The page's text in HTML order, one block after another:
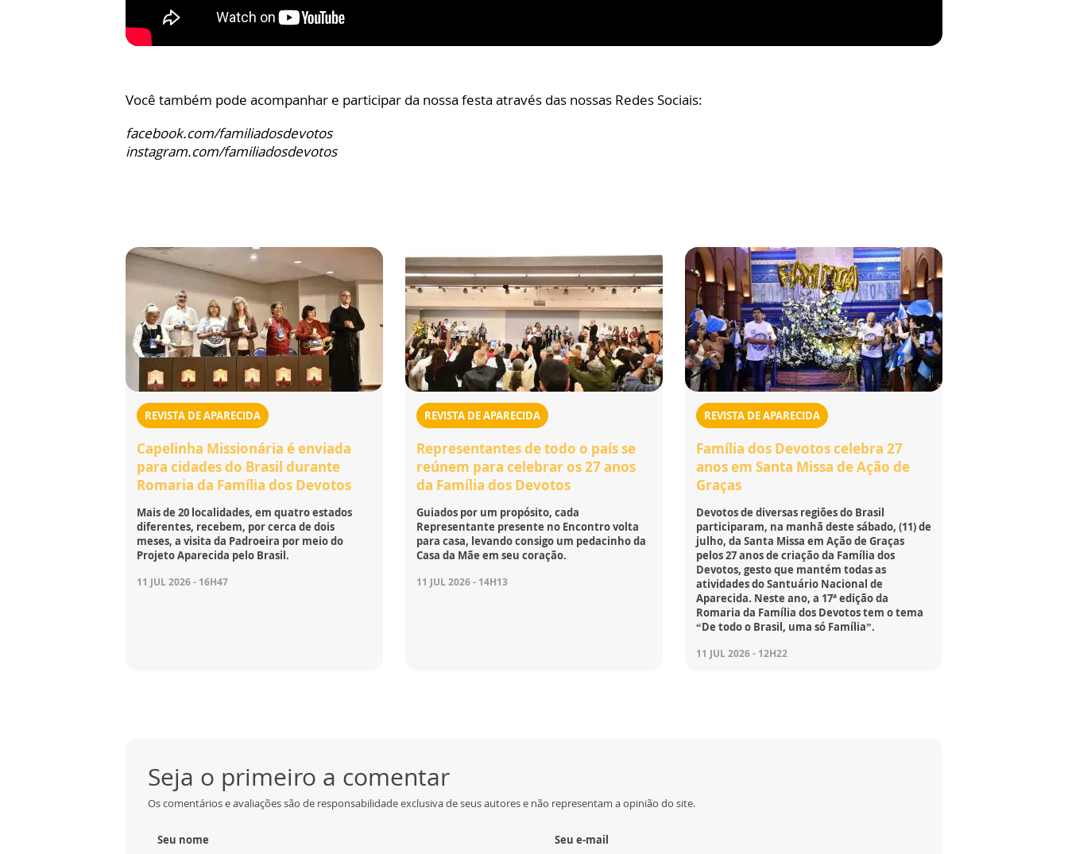
Você também pode acompanhar e participar da nossa festa através das nossas Redes Sociais:
facebook.com/familiadosdevotos
instagram.com/familiadosdevotos
REVISTA DE APARECIDA
Capelinha Missionária é enviada
para cidades do Brasil durante
Romaria da Família dos Devotos
Mais de 20 localidades, em quatro estados
diferentes, recebem, por cerca de dois
meses, a visita da Padroeira por meio do
Projeto Aparecida pelo Brasil.
11 JUL 2026 - 16H47
REVISTA DE APARECIDA
Representantes de todo o país se
reúnem para celebrar os 27 anos
da Família dos Devotos
Guiados por um propósito, cada
Representante presente no Encontro volta
para casa, levando consigo um pedacinho da
Casa da Mãe em seu coração.
11 JUL 2026 - 14H13
REVISTA DE APARECIDA
Família dos Devotos celebra 27
anos em Santa Missa de Ação de
Graças
Devotos de diversas regiões do Brasil
participaram, na manhã deste sábado, (11) de
julho, da Santa Missa em Ação de Graças
pelos 27 anos de criação da Família dos
Devotos, gesto que mantém todas as
atividades do Santuário Nacional de
Aparecida. Neste ano, a 17ª edição da
Romaria da Família dos Devotos tem o tema
“De todo o Brasil, uma só Família”.
11 JUL 2026 - 12H22
Seja o primeiro a comentar
Os comentários e avaliações são de responsabilidade exclusiva de seus autores e não representam a opinião do site.
Seu nome Seu e-mail